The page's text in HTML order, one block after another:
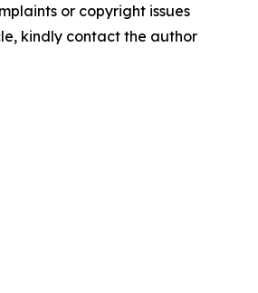
or copyright issues
kindly contact the author